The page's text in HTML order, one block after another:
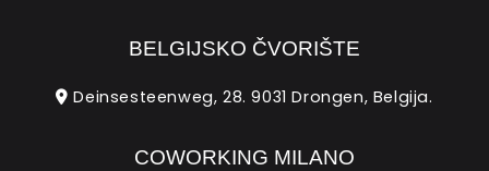
BELGIJSKO ČVORIŠTE
Deinsesteenweg, 28. 9031 Drongen, Belgija.
COWORKING MILANO